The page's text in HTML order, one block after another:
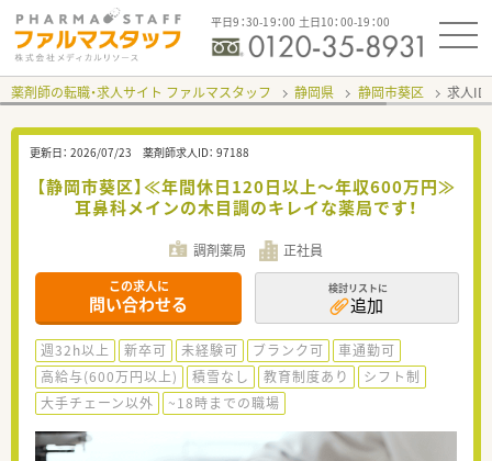
平日9：30-19：00 土日10：00-19：00
薬剤師の転職・求人サイト ファルマスタッフ 静岡県 静岡市葵区 求人ID
更新日： 2026/07/23 薬剤師求人ID： 97188
【静岡市葵区】≪年間休日120日以上～年収600万円≫
耳鼻科メインの木目調のキレイな薬局です！
調剤薬局 正社員
この求人に
問い合わせる
検討リストに
追加
週32h以上 新卒可 未経験可 ブランク可
車通勤可
高給与(600万円以上)
積雪なし 教育制度あり
シフト制
大手チェーン以外
~18時までの職場